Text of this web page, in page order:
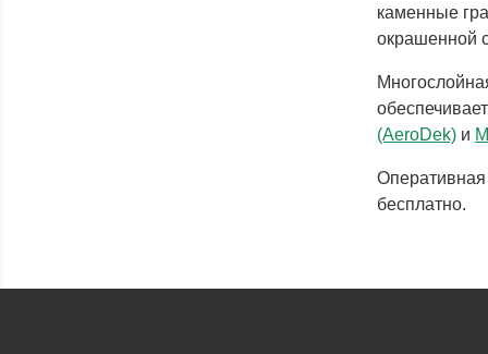
каменные
окрашенной
(AeroDek)и
Оперативная
бесплатно.